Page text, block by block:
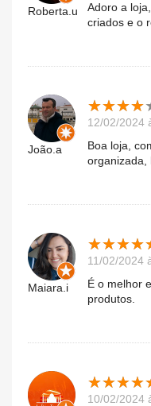
Roberta.u
Adoro a
criados e o
João.a
★★★★
★★★★
12/02/2024
Boa loja,
organizada,
Maiara.i
★★★★
★★★★
11/02/2024
É o melhor
produtos.
★★★★
★★★★
10/02/2024